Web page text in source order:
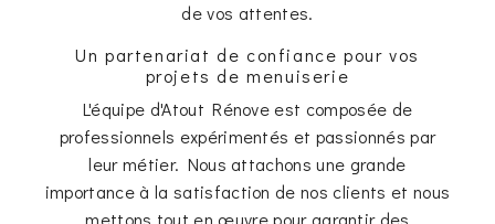
de vos attentes.
Un partenariat de confiance pour vos
projets de menuiserie
L'équipe d'Atout Rénove est composée de
professionnels expérimentés et passionnés par
leur métier. Nous attachons une grande
importance à la satisfaction de nos clients et nous
mettons tout en œuvre pour garantir des